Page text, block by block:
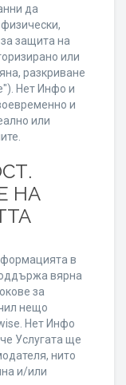
да
защита на
или
разкриване
Нет Инфо и
и
или
НА
в
вярна
за
нещо
Нет Инфо
Услугата ще
нито
и/или